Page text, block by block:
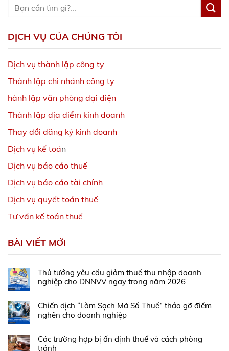
DỊCH VỤ CỦA CHÚNG TÔI
Dịch vụ thành lập công ty
Thành lập chi nhánh công ty
hành lập văn phòng đại diện
Thành lập địa điểm kinh doanh
Thay đổi đăng ký kinh doanh
Dịch vụ kế toán
Dịch vụ báo cáo thuế
Dịch vụ báo cáo tài chính
Dịch vụ quyết toán thuế
Tư vấn kế toán thuế
BÀI VIẾT MỚI
Thủ tướng yêu cầu giảm thuế thu nhập doanh
nghiệp cho DNNVV ngay trong năm 2026
Chiến dịch “Làm Sạch Mã Số Thuế” tháo gỡ điểm
nghẽn cho doanh nghiệp
Các trường hợp bị ấn định thuế và cách phòng
tránh